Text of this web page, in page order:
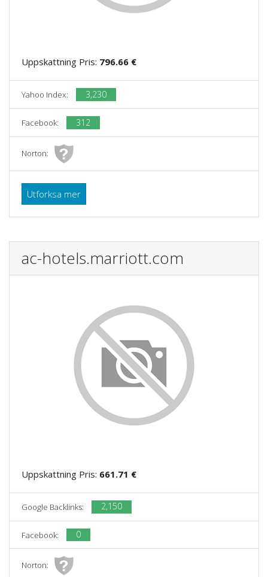
Uppskattning Pris: 796.66 €
Yahoo Index: 3,230
Facebook: 312
Norton:
Utforksa mer
ac-hotels.marriott.com
Uppskattning Pris: 661.71 €
Google Backlinks: 2,150
Facebook: 0
Norton: